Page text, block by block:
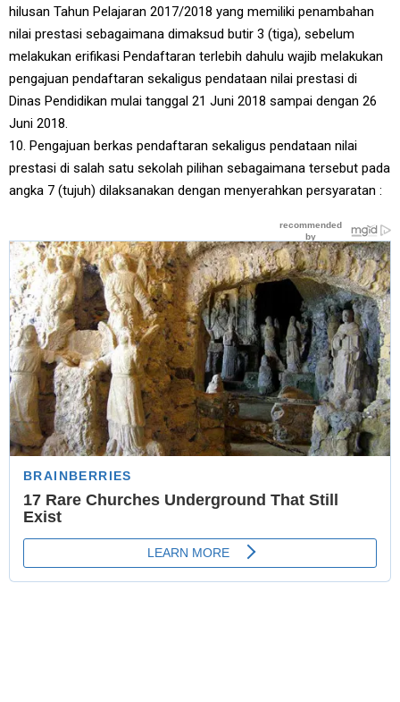
hilusan Tahun Pelajaran 2017/2018 yang memiliki penambahan
nilai prestasi sebagaimana dimaksud butir 3 (tiga), sebelum
melakukan erifikasi Pendaftaran terlebih dahulu wajib melakukan
pengajuan pendaftaran sekaligus pendataan nilai prestasi di
Dinas Pendidikan mulai tanggal 21 Juni 2018 sampai dengan 26
Juni 2018.
10. Pengajuan berkas pendaftaran sekaligus pendataan nilai
prestasi di salah satu sekolah pilihan sebagaimana tersebut pada
angka 7 (tujuh) dilaksanakan dengan menyerahkan persyaratan :